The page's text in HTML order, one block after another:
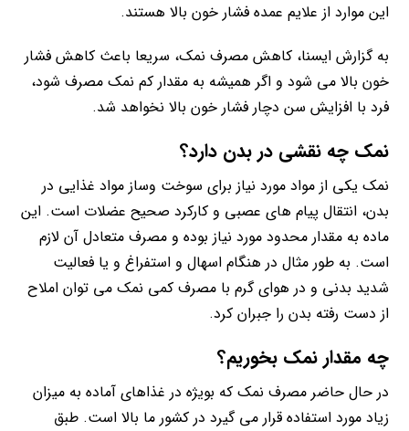
این موارد از علایم عمده فشار خون بالا هستند.
به گزارش ایسنا، کاهش مصرف نمک، سریعا باعث کاهش فشار
خون بالا می شود و اگر همیشه به مقدار کم نمک مصرف شود،
فرد با افزایش سن دچار فشار خون بالا نخواهد شد.
نمک چه نقشی در بدن دارد؟
نمک یکی از مواد مورد نیاز برای سوخت وساز مواد غذایی در
بدن، انتقال پیام های عصبی و کارکرد صحیح عضلات است. این
ماده به مقدار محدود مورد نیاز بوده و مصرف متعادل آن لازم
است. به طور مثال در هنگام اسهال و استفراغ و یا فعالیت
شدید بدنی و در هوای گرم با مصرف کمی نمک می توان املاح
از دست رفته بدن را جبران کرد.
چه مقدار نمک بخوریم؟
در حال حاضر مصرف نمک که بویژه در غذاهای آماده به میزان
زیاد مورد استفاده قرار می گیرد در کشور ما بالا است. طبق